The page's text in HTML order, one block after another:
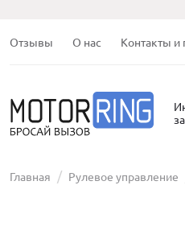
Отзывы О нас Контакты и
Главная Рулевое управление